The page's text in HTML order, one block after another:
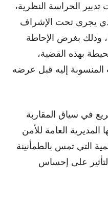
الحراسة النظرية،
يجرى تحت الإشراف
وذلك بغرض الإحاطة
بهذه القضية،
المنسوبة إليه قبل عرضه
في سياق المقاربة
المديرية العامة للأمن
التي تمس بالطمأنينة
على إحساس